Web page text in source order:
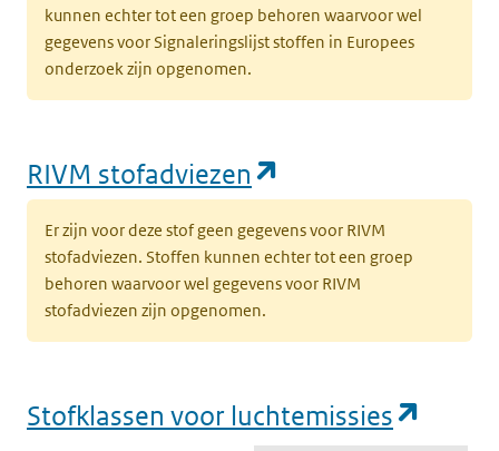
kunnen echter tot een groep behoren waarvoor wel
gegevens voor Signaleringslijst stoffen in Europees
onderzoek zijn opgenomen.
RIVM stofadviezen
Er zijn voor deze stof geen gegevens voor RIVM
stofadviezen. Stoffen kunnen echter tot een groep
behoren waarvoor wel gegevens voor RIVM
stofadviezen zijn opgenomen.
Stofklassen voor luchtemissies